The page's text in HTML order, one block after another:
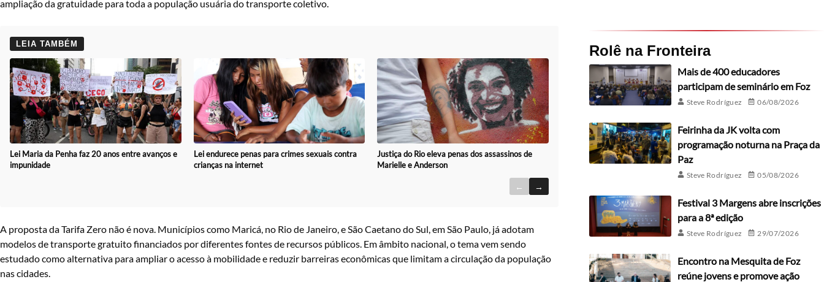
ampliação da gratuidade para toda a população usuária do transporte coletivo.
LEIA TAMBÉM
Lei Maria da Penha faz 20 anos entre avanços e
impunidade
Lei endurece penas para crimes sexuais contra
crianças na internet
Justiça do Rio eleva penas dos assassinos de
Marielle e Anderson
← →
A proposta da Tarifa Zero não é nova. Municípios como Maricá, no Rio de Janeiro, e São Caetano do Sul, em São Paulo, já adotam
modelos de transporte gratuito financiados por diferentes fontes de recursos públicos. Em âmbito nacional, o tema vem sendo
estudado como alternativa para ampliar o acesso à mobilidade e reduzir barreiras econômicas que limitam a circulação da população
nas cidades.
Rolê na Fronteira
Mais de 400 educadores
participam de seminário em Foz
Steve Rodríguez 06/08/2026
Feirinha da JK volta com
programação noturna na Praça da
Paz
Steve Rodríguez 05/08/2026
Festival 3 Margens abre inscrições
para a 8ª edição
Steve Rodríguez 29/07/2026
Encontro na Mesquita de Foz
reúne jovens e promove ação